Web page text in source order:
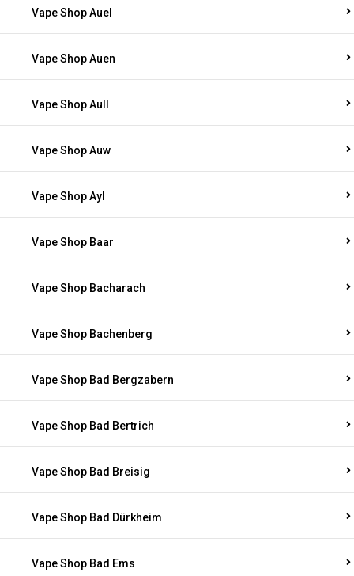
Vape Shop Auel
Vape Shop Auen
Vape Shop Aull
Vape Shop Auw
Vape Shop Ayl
Vape Shop Baar
Vape Shop Bacharach
Vape Shop Bachenberg
Vape Shop Bad Bergzabern
Vape Shop Bad Bertrich
Vape Shop Bad Breisig
Vape Shop Bad Dürkheim
Vape Shop Bad Ems